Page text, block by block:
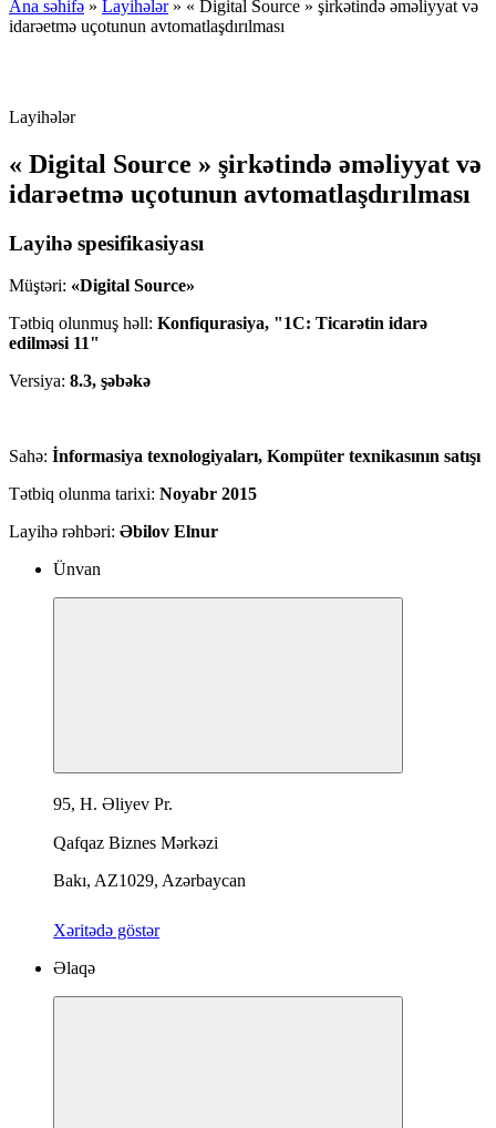
Ana səhifə » Layihələr» « Digital Source » şirkətində əməliyyat və
idarəetmə uçotunun avtomatlaşdırılması
Layihələr
« Digital Source » şirkətində əməliyyat və
idarəetmə uçotunun avtomatlaşdırılması
Layihə spesifikasiyası
Müştəri: «Digital Source»
Tətbiq olunmuş həll: Konfiqurasiya, "1C: Ticarətin idarə
edilməsi 11"
Versiya: 8.3, şəbəkə
Sahə: İnformasiya texnologiyaları, Kompüter texnikasının satışı
Tətbiq olunma tarixi: Noyabr 2015
Layihə rəhbəri: Əbilov Elnur
Ünvan
95, H. Əliyev Pr.
Qafqaz Biznes Mərkəzi
Bakı, AZ1029, Azərbaycan
Xəritədə göstər
Əlaqə